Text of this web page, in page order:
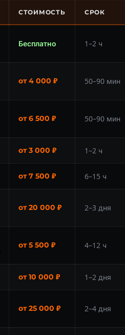
СТОИМОСТЬ СРОК
Бесплатно 1–2 ч
от 4 000 ₽ 50–90 мин
от 6 500 ₽ 50–90 мин
от 3 000 ₽ 1–2 ч
от 7 500 ₽ 6–15 ч
от 20 000 ₽ 2–3 дня
от 5 500 ₽ 4–12 ч
от 10 000 ₽ 1–2 дня
от 25 000 ₽ 2–4 дня